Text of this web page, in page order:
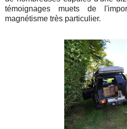
témoignages muets de
magnétisme très particulier.